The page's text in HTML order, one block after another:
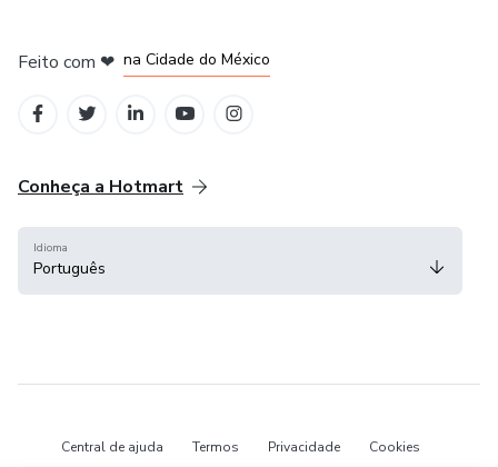
Feito com ❤ na Cidade do México
Conheça a Hotmart
Idioma
Português
Central de ajuda Termos Privacidade Cookies